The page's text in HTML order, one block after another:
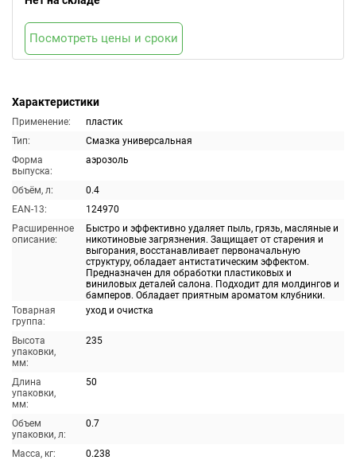
Характеристики
Применение:
пластик
Тип:
Смазка универсальная
Форма
выпуска:
аэрозоль
Объём, л:
0.4
EAN-13:
124970
Расширенное
описание:
Быстро и эффективно удаляет пыль, грязь, масляные и
никотиновые загрязнения. Защищает от старения и
выгорания, восстанавливает первоначальную
структуру, обладает антистатическим эффектом.
Предназначен для обработки пластиковых и
виниловых деталей салона. Подходит для молдингов и
бамперов. Обладает приятным ароматом клубники.
Товарная
группа:
уход и очистка
Высота
упаковки,
мм:
235
Длина
упаковки,
мм:
50
Объем
упаковки, л:
0.7
Масса, кг:
0.238
Посмотреть цены и сроки